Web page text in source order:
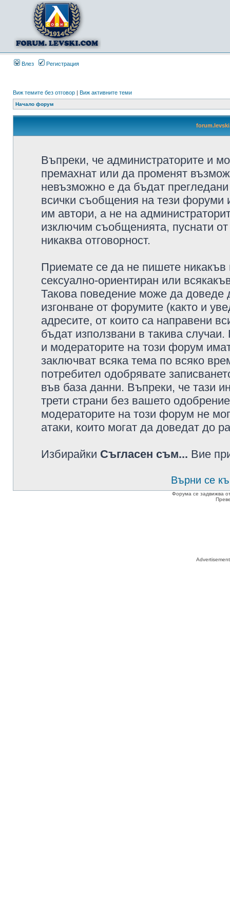
Влез Регистрация
Виж темите без отговор | Виж активните теми
Начало форум
Въпреки, че администраторите и
премахнат или да променят
невъзможно е да бъдат
всички съобщения на тези форуми
им автори, а не на
изключим съобщенията, пуснати
никаква отговорност.
Приемате се да не пишете никакъв
сексуално-ориентиран или
Такова поведение може да доведе
изгонване от форумите (както и
адресите, от които са направени
бъдат използвани в такива
и модераторите на този форум
заключват всяка тема по всяко
потребител одобрявате
във база данни. Въпреки, че тази
трети страни без вашето
модераторите на този форум не
атаки, които могат да доведат до
Избирайки Съгласен съм... Вие
Върни се
Форума се задвижва